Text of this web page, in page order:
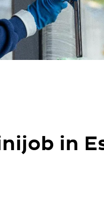
in